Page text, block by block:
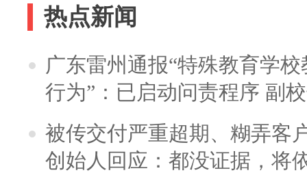
热点新闻
广东雷州通报“特殊教育学
行为”：已启动问责程序 副
被传交付严重超期、糊弄客
创始人回应：都没证据，将